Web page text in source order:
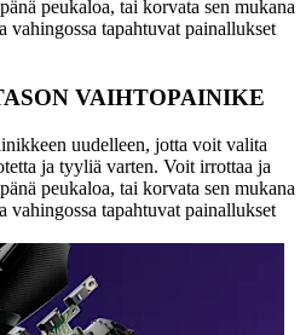
peukaloa, tai korvata sen mukana
tapahtuvat painallukset
VAIHTOPAINIKE
uudelleen, jotta voit valita
ja tyyliä varten. Voit irrottaa ja
peukaloa, tai korvata sen mukana
tapahtuvat painallukset